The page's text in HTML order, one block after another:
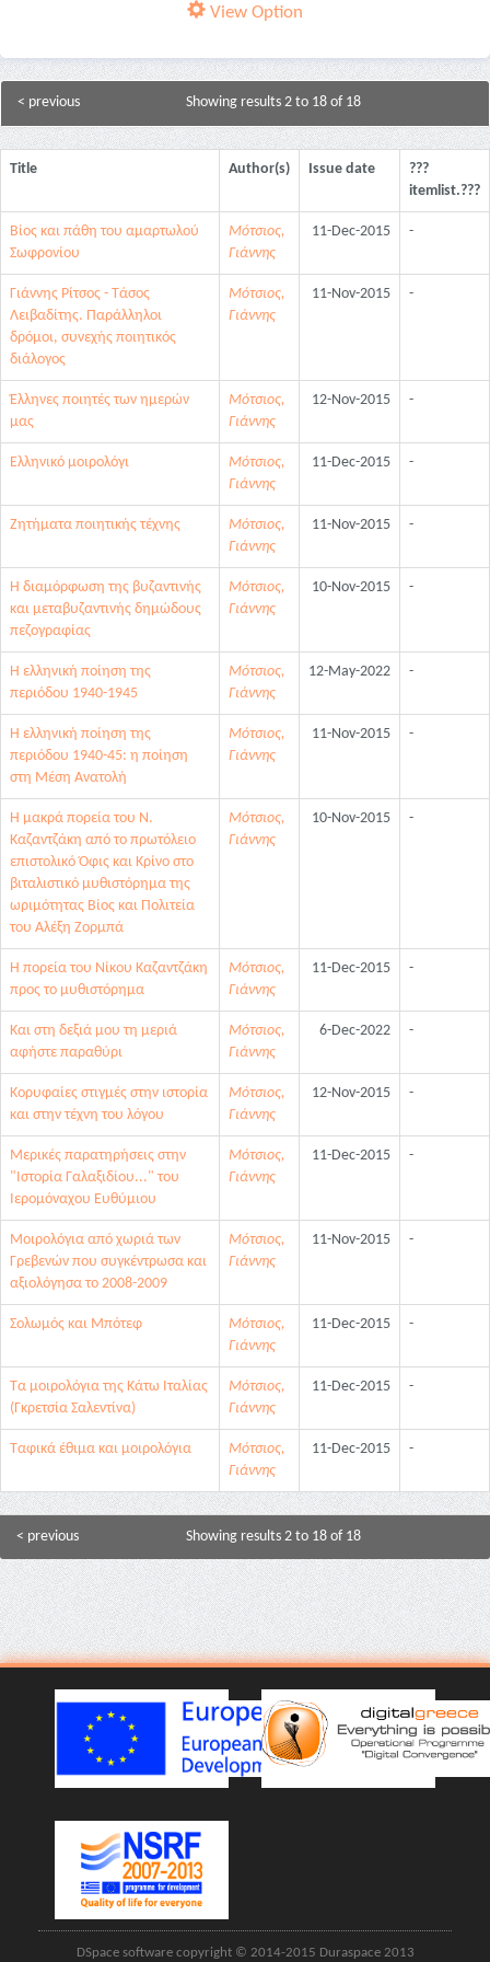
View Option
Showing results 2 to 18 of 18
< previous
Title Author(s) Issue date
???
itemlist.???
Βίος και πάθη του αμαρτωλού
Σωφρονίου
Μότσιος,
Γιάννης
11-Dec-2015 -
Γιάννης Ρίτσος - Τάσος
Λειβαδίτης. Παράλληλοι
δρόμοι, συνεχής ποιητικός
διάλογος
Μότσιος,
Γιάννης
11-Nov-2015 -
Έλληνες ποιητές των ημερών
μας
Μότσιος,
Γιάννης
12-Nov-2015 -
Ελληνικό μοιρολόγι
Μότσιος,
Γιάννης
11-Dec-2015 -
Ζητήματα ποιητικής τέχνης
Μότσιος,
Γιάννης
11-Nov-2015 -
Η διαμόρφωση της βυζαντινής
και μεταβυζαντινής δημώδους
πεζογραφίας
Μότσιος,
Γιάννης
10-Nov-2015 -
Η ελληνική ποίηση της
περιόδου 1940-1945
Μότσιος,
Γιάννης
12-May-2022 -
Η ελληνική ποίηση της
περιόδου 1940-45: η ποίηση
στη Μέση Ανατολή
Μότσιος,
Γιάννης
11-Nov-2015 -
Η μακρά πορεία του Ν.
Καζαντζάκη από το πρωτόλειο
επιστολικό Όφις και Κρίνο στο
βιταλιστικό μυθιστόρημα της
ωριμότητας Βίος και Πολιτεία
του Αλέξη Ζορμπά
Μότσιος,
Γιάννης
10-Nov-2015 -
Η πορεία του Νίκου Καζαντζάκη
προς το μυθιστόρημα
Μότσιος,
Γιάννης
11-Dec-2015 -
Και στη δεξιά μου τη μεριά
αφήστε παραθύρι
Μότσιος,
Γιάννης
6-Dec-2022 -
Κορυφαίες στιγμές στην ιστορία
και στην τέχνη του λόγου
Μότσιος,
Γιάννης
12-Nov-2015 -
Μερικές παρατηρήσεις στην
"Iστορία Γαλαξιδίου..." του
Iερομόναχου Ευθύμιου
Μότσιος,
Γιάννης
11-Dec-2015 -
Μοιρολόγια από χωριά των
Γρεβενών που συγκέντρωσα και
αξιολόγησα το 2008-2009
Μότσιος,
Γιάννης
11-Nov-2015 -
Σολωμός και Μπότεφ
Μότσιος,
Γιάννης
11-Dec-2015 -
Τα μοιρολόγια της Κάτω Ιταλίας
(Γκρετσία Σαλεντίνα)
Μότσιος,
Γιάννης
11-Dec-2015 -
Ταφικά έθιμα και μοιρολόγια
Μότσιος,
Γιάννης
11-Dec-2015 -
Showing results 2 to 18 of 18
< previous
DSpace software copyright © 2014-2015 Duraspace 2013